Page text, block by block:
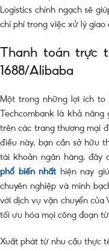
Logistics chính ngạch sẽ
chi phí trong việc xử lý giao
Thanh toán trực
1688/Alibaba
Một trong những lợi ích
Techcombank là khả
trên các trang thương mại
điều này, bạn cần sở hữu
tài khoản ngân hàng, đây
phổ biến nhấthiện nay
chuyên nghiệp và minh
với dịch vụ vận chuyển của
tối ưu hóa mọi công đoạn
Xuất phát từ nhu cầu thực